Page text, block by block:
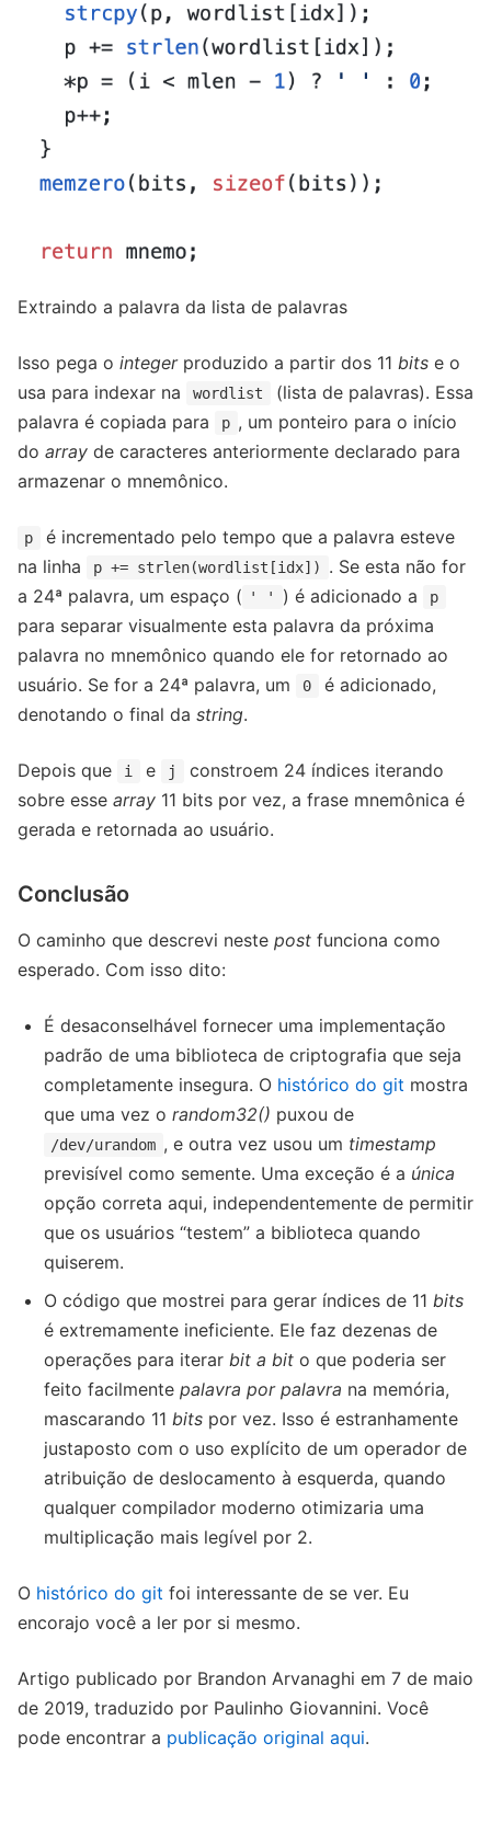
Extraindo a palavra da lista de palavras
Isso pega o integerproduzido a partir dos 11 bits e o
usa para indexar na
wordlist
(lista de palavras). Essa
palavra é copiada para
p , um ponteiro para o início
do array de caracteres anteriormente declarado para
armazenar o mnemônico.
p
é incrementado pelo tempo que a palavra esteve
na linha
p += strlen(wordlist[idx])
. Se esta não for
a 24ª palavra, um espaço (
' ' ) é adicionado a p
para separar visualmente esta palavra da próxima
palavra no mnemônico quando ele for retornado ao
usuário. Se for a 24ª palavra, um
0
é adicionado,
denotando o final da string.
Depois que i e j
constroem 24 índices iterando
sobre esse array 11 bits por vez, a frase mnemônica é
gerada e retornada ao usuário.
Conclusão
O caminho que descrevi neste post funciona como
esperado. Com isso dito:
É desaconselhável fornecer uma implementação
padrão de uma biblioteca de criptografia que seja
completamente insegura. O histórico do git mostra
que uma vez o random32() puxou de
/dev/urandom , e outra vez usou um timestamp
previsível como semente. Uma exceção é a única
opção correta aqui, independentemente de permitir
que os usuários “testem” a biblioteca quando
quiserem.
O código que mostrei para gerar índices de 11 bits
é extremamente ineficiente. Ele faz dezenas de
operações para iterar bit a bit o que poderia ser
feito facilmente palavra por palavra na memória,
mascarando 11 bits por vez. Isso é estranhamente
justaposto com o uso explícito de um operador de
atribuição de deslocamento à esquerda, quando
qualquer compilador moderno otimizaria uma
multiplicação mais legível por 2.
O histórico do git foi interessante de se ver. Eu
encorajo você a ler por si mesmo.
Artigo publicado por Brandon Arvanaghi em 7 de maio
de 2019, traduzido por Paulinho Giovannini. Você
pode encontrar a publicação original aqui.